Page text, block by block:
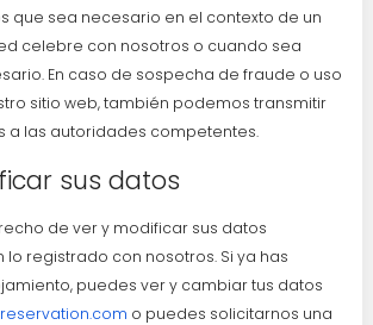
que sea necesario en el contexto de un
celebre con nosotros o cuando sea
En caso de sospecha de fraude o uso
sitio web, también podemos transmitir
a las autoridades competentes.
sus datos
de ver y modificar sus datos
registrado con nosotros. Si ya has
puedes ver y cambiar tus datos
o puedes solicitarnos una